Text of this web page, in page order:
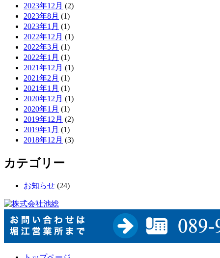
2023年12月 (2)
2023年8月 (1)
2023年1月 (1)
2022年12月 (1)
2022年3月 (1)
2022年1月 (1)
2021年12月 (1)
2021年2月 (1)
2021年1月 (1)
2020年12月 (1)
2020年1月 (1)
2019年12月 (2)
2019年1月 (1)
2018年12月 (3)
カテゴリー
お知らせ (24)